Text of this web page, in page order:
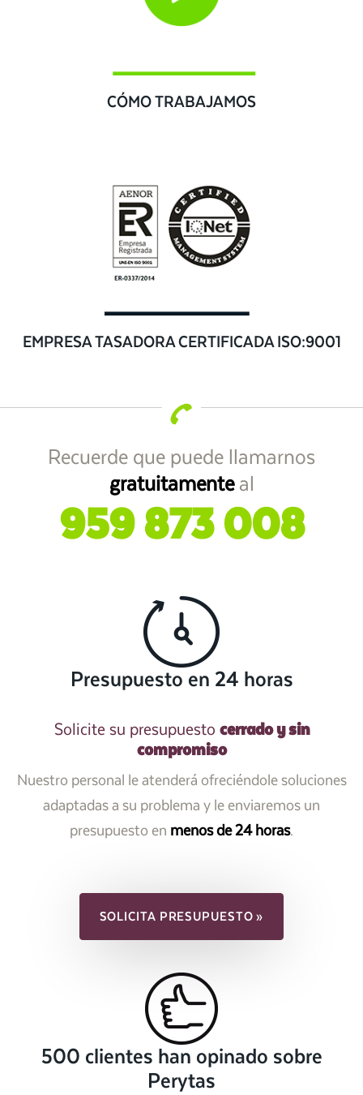
CÓMO TRABAJAMOS
EMPRESA TASADORA CERTIFICADA ISO:9001
Recuerde que puede llamarnos
gratuitamenteal
959 873 008
Presupuesto en 24 horas
Solicite su presupuesto cerrado y sin
compromiso
Nuestro personal le atenderá ofreciéndole soluciones
adaptadas a su problema y le enviaremos un
presupuesto en menos de 24 horas.
SOLICITA PRESUPUESTO »
500 clientes han opinado sobre
Perytas